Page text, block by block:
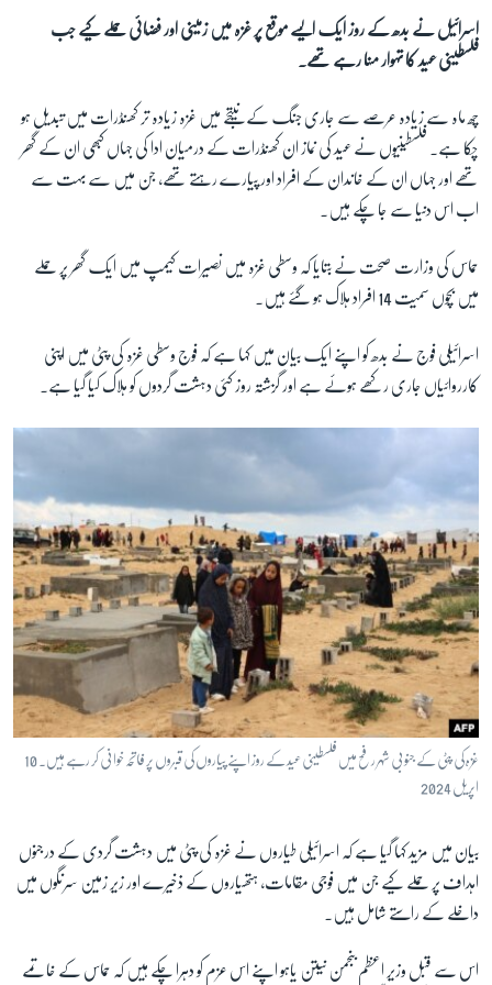
زبان
اسرائیل نے بدھ کے روز ایک ایسے موقع پر غزہ میں زمینی اور فضائی حملے کیے جب
فلسطینی عید کا تہوار منا رہے تھے۔
چھ ماہ سے زیادہ عرصے سے جاری جنگ کے نیتجے میں غزہ زیادہ تر کھنڈرات میں تبدیل ہو
چکا ہے۔ فلسطینیوں نے عید کی نماز ان کھنڈرات کے درمیان ادا کی جہاں کبھی ان کے گھر
تھے اور جہاں ان کے خاندان کے افراد اور پیارے رہتے تھے، جن میں سے بہت سے
اب اس دنیا سے جا چکے ہیں۔
حماس کی وزارت صحت نے بتایا کہ وسطی غزہ میں نصیرات کیمپ میں ایک گھر پر حملے
میں بچوں سمیت 14 افراد ہلاک ہو گئے ہیں۔
اسرائیلی فوج نے بدھ کو اپنے ایک بیان میں کہا ہے کہ فوج وسطی غزہ کی پٹی میں اپنی
کارروائیاں جاری رکھے ہوئے ہے اور گزشتہ روز کئی دہشت گردوں کو ہلاک کیا گیا ہے۔
غزہ کی پٹی کے جنوبی شہر رفح میں فلسطینی عید کے روز اپنے پیاروں کی قبروں پر فاتحہ خوانی کر رہے ہیں۔ 10
اپریل 2024
بیان میں مزید کہا گیا ہے کہ اسرائیلی طیاروں نے غزہ کی پٹی میں دہشت گردی کے درجنوں
اہداف پر حملے کیے جن میں فوجی مقامات، ہتھیاروں کے ذخیرے اور زیر زمین سرنگوں میں
داخلے کے راستے شامل ہیں۔
اس سے قبل وزیر اعظم بنجمن نیتن یاہو اپنے اس عزم کو دہرا چکے ہیں کہ حماس کے خاتمے